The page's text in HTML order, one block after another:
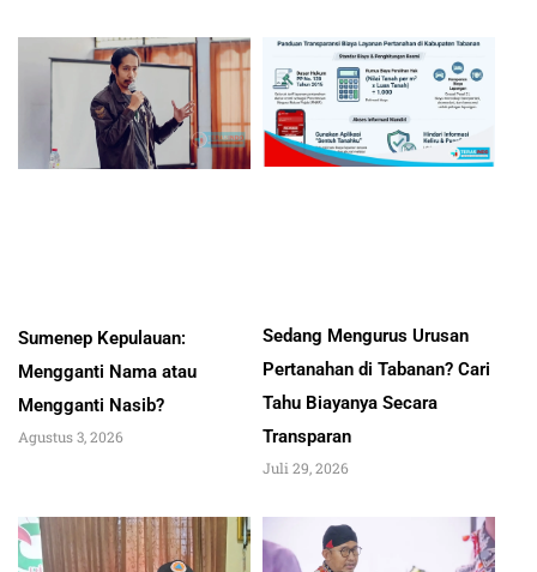
Sumenep Kepulauan:
Mengganti Nama atau
Mengganti Nasib?
Agustus 3, 2026
Sedang Mengurus Urusan
Pertanahan di Tabanan? Cari
Tahu Biayanya Secara
Transparan
Juli 29, 2026